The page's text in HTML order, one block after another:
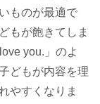
ものが最適で
もが飽きてしま
you.」のよ
どもが内容を理
やすくなりま